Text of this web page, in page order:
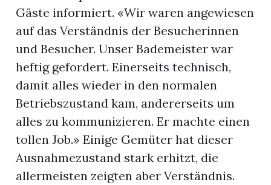
Gäste informiert. «Wir waren angewiesen
auf das Verständnis der Besucherinnen
und Besucher. Unser Bademeister war
heftig gefordert. Einerseits technisch,
damit alles wieder in den normalen
Betriebszustand kam, andererseits um
alles zu kommunizieren. Er machte einen
tollen Job.» Einige Gemüter hat dieser
Ausnahmezustand stark erhitzt, die
allermeisten zeigten aber Verständnis.